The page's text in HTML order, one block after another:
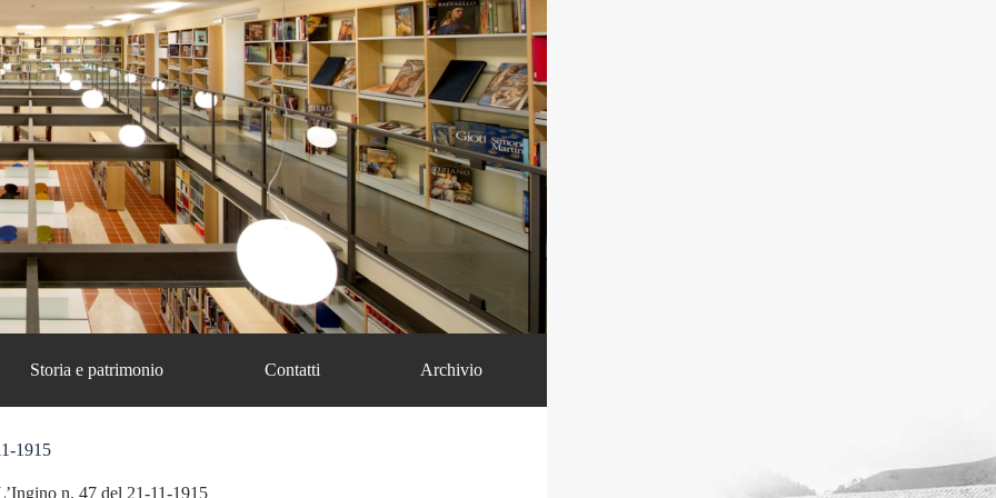
Storia e patrimonio Contatti Archivio
1915
n. 47 del 21-11-1915